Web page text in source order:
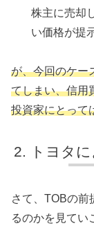
株主に売却
い価格が提
が、今回のケー
てしまい、信用
投資家にとって
トヨタ
さて、TOBの前
るのかを見てい